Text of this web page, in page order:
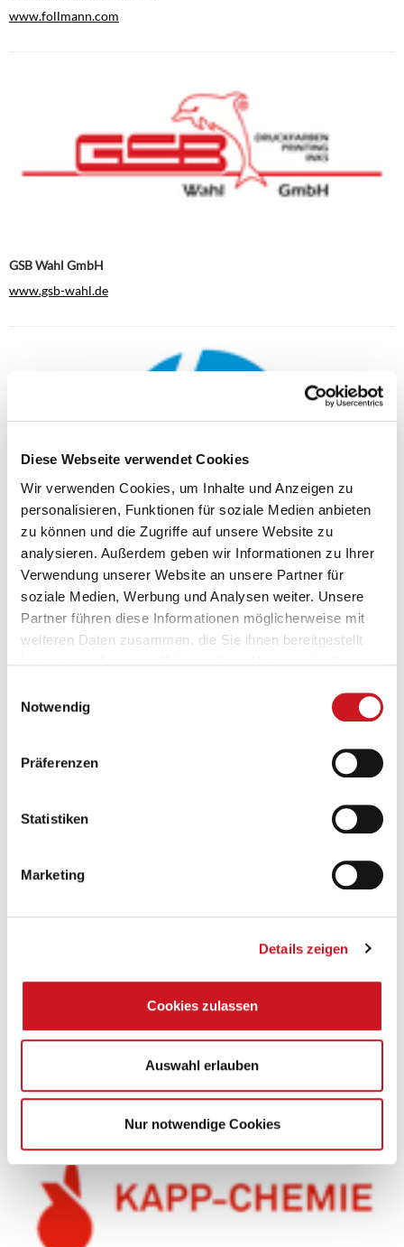
Diese Webseite verwendet Cookies
Wir verwenden Cookies, um Inhalte und Anzeigen zu
personalisieren, Funktionen für soziale Medien anbieten
zu können und die Zugriffe auf unsere Website zu
analysieren. Außerdem geben wir Informationen zu Ihrer
Verwendung unserer Website an unsere Partner für
soziale Medien, Werbung und Analysen weiter. Unsere
Partner führen diese Informationen möglicherweise mit
weiteren Daten zusammen, die Sie ihnen bereitgestellt
Notwendig
Präferenzen
Statistiken
Marketing
Details zeigen
Cookies zulassen
Auswahl erlauben
Nur notwendige Cookies
www.follmann.com
GSB Wahl GmbH
www.gsb-wahl.de
HP Deutschland GmbH
www.hp.com
Jänecke + Schneemann Druckfarben GmbH
www.js-druckfarben.de